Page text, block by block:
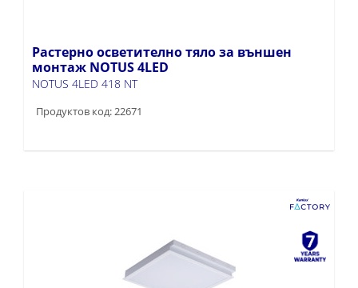
Растерно осветително тяло за външен
монтаж NOTUS 4LED
NOTUS 4LED 418 NT
Продуктов код: 22671